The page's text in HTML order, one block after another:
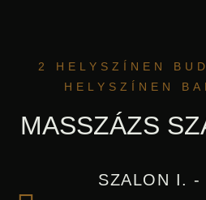
2 HELYSZÍNEN
HELYSZÍNEN
MASSZÁZS
SZALON I. -